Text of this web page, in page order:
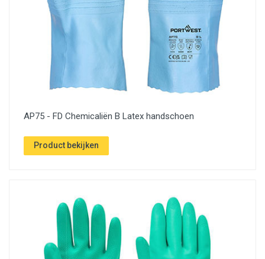
AP75 - FD Chemicaliën B Latex handschoen
Product bekijken